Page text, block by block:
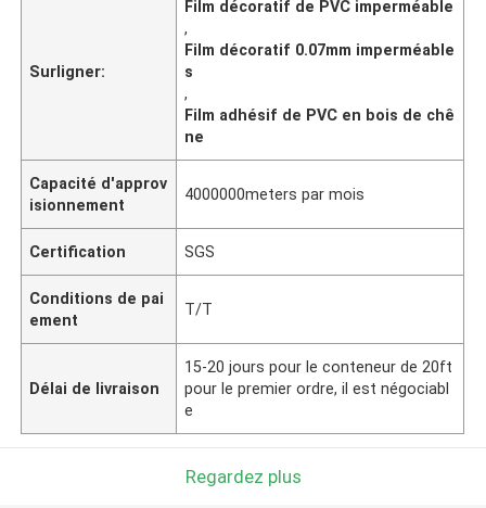
Surligner:
Film décoratif de PVC imperméable
,
Film décoratif 0.07mm imperméable
s
,
Film adhésif de PVC en bois de chê
ne
Capacité d'approv
isionnement
4000000meters par mois
Certification SGS
Conditions de pai
ement
T/T
Délai de livraison
15-20 jours pour le conteneur de 20ft
pour le premier ordre, il est négociabl
e
Regardez plus